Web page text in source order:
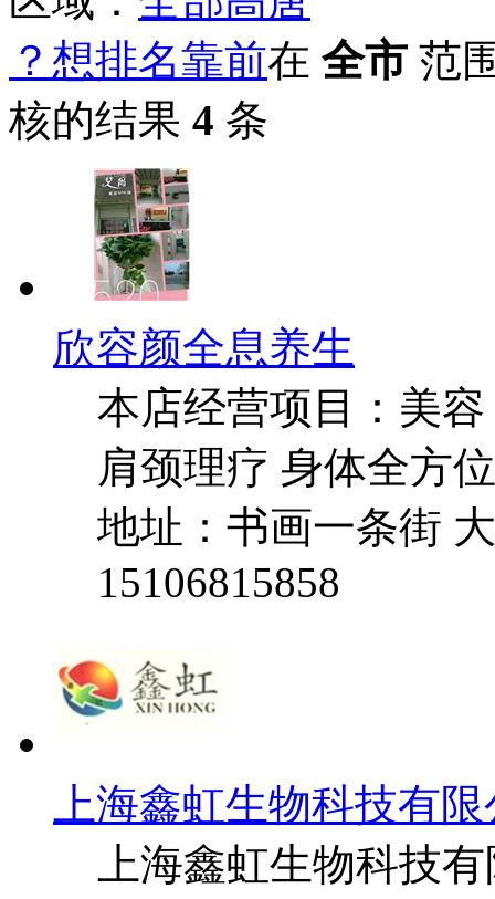
？想排名靠前在 全市 范
核的结果 4 条
欣容颜全息养生
本店经营项目：美
肩颈理疗 身体全方
地址：书画一条街
15106815858
上海鑫虹生物科技有
上海鑫虹生物科技